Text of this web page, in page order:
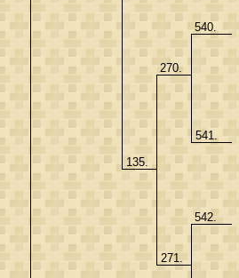
135.
270.
540.
541.
271.
542.